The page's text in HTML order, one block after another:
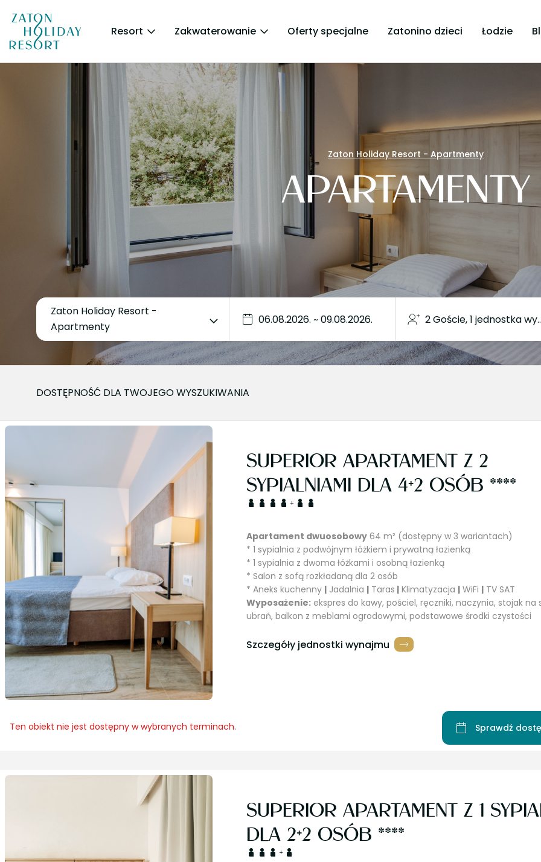
Resort Zakwaterowanie Oferty specjalne Zatonino dzieci Łodzie
Zaton Holiday Resort - Apartmenty
APARTAMENTY
Zaton Holiday Resort -
Apartmenty
DOSTĘPNOŚĆ DLA TWOJEGO WYSZUKIWANIA
SUPERIOR APARTAMENT Z 2
SYPIALNIAMI DLA 4+2 OSÓB ****
+
Apartament dwuosobowy 64 m² (dostępny w 3 wariantach)
* 1 sypialnia z podwójnym łóżkiem i prywatną łazienką
* 1 sypialnia z dwoma łóżkami i osobną łazienką
* Salon z sofą rozkładaną dla 2 osób
* Aneks kuchenny | Jadalnia | Taras | Klimatyzacja | WiFi | TV SAT
Wyposażenie: ekspres do kawy, pościel, ręczniki, naczynia, stojak na
ubrań, balkon z meblami ogrodowymi, podstawowe środki czystości
Szczegóły jednostki wynajmu
Ten obiekt nie jest dostępny w wybranych terminach. Sprawdź
SUPERIOR APARTAMENT Z 1
DLA 2+2 OSÓB ****
+